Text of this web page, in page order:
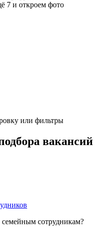
7 и откроем фото
или фильтры
вакансий
семейным сотрудникам?